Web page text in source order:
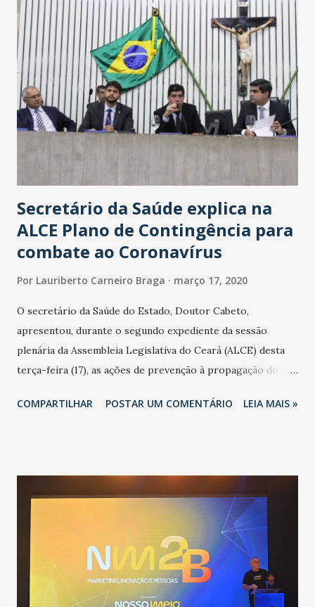
Secretário da Saúde explica na
ALCE Plano de Contingência para
combate ao Coronavírus
Por Lauriberto Carneiro Braga março 17, 2020
O secretário da Saúde do Estado, Doutor Cabeto,
apresentou, durante o segundo expediente da sessão
plenária da Assembleia Legislativa do Ceará (ALCE) desta
terça-feira (17), as ações de prevenção à propagação do
adotadas pelo Governo do Estado na contenção da
população suspeita e de cuidados com os ambientes
públicos e domiciliares. “Nós não estamos vivendo uma
epidemia comum, como temos em todos os anos, com
aumento de casos de dengue, influenza ou H1N1. Trata-se
de uma epidemia com um vírus diferente, com um poder de
contaminação maior que outros coronavírus”, apontou o
COMPARTILHAR POSTAR UM COMENTÁRIO LEIA MAIS »